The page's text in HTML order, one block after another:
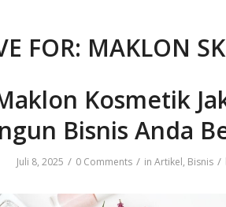
FOR: MAKLON
Kosmetik
Bisnis Anda
Juli 8, 2025 / 0 Comments / in Artikel, Bisnis /